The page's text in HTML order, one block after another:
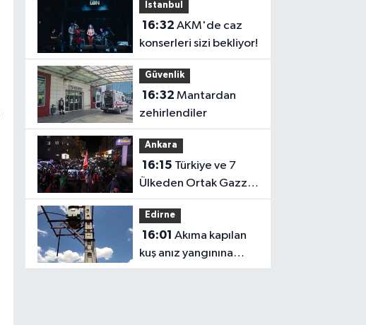
kalkınmanın önü
açılacak"
Istanbul
16:32 AKM'de caz
konserleri sizi bekliyor!
Güvenlik
16:32 Mantardan
zehirlendiler
Ankara
16:15
Ülkeden Ortak Gazze
Bildirisi!
Edirne
16:01 Akıma kapılan
kuş anız yangınına
neden oldu